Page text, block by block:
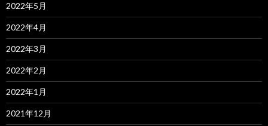
2022年5月
2022年4月
2022年3月
2022年2月
2022年1月
2021年12月